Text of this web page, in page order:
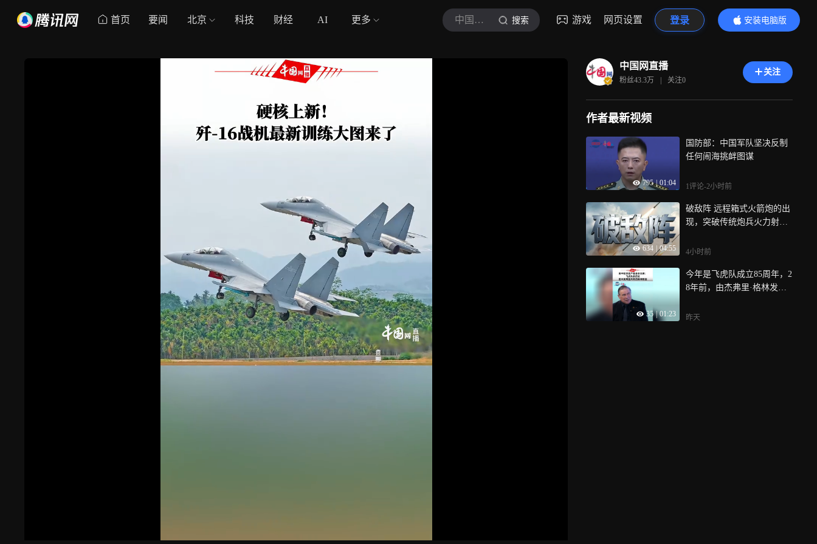
首页 要闻 北京 科技 财经 AI 更多 中国网直播 搜索 游戏 网页设置 登录
安装电脑版
内容更精彩
中国网直播
粉丝43.3万 | 关注0
关注
作者最新视频
795 | 01:04
国防部：中国军队坚决反制
任何闹海挑衅图谋
1评论-2小时前
634 04:55
破敌阵 远程箱式火箭炮的出
现，突破传统炮兵火力射程
精确化、智能化升级的重要
合作战体系中，既可一同打
覆盖，也可自主打精准
4小时前
35 | 01:23
今年是飞虎队成立85周年，2
8年前，由杰弗里·格林发起
立，致力于传播飞虎队故
昨天